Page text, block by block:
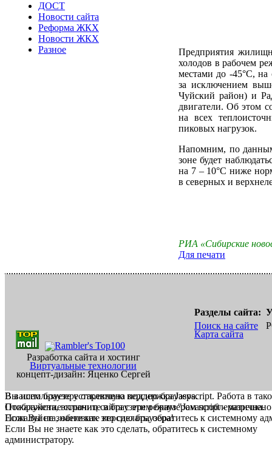
ДОСТ
Новости сайта
Реформа ЖКХ
Новости ЖКХ
Разное
Предприятия
холодов в рабочем
местами до -45°С, на
за исключением
Чуйский район) и
двигатели. Об этом
на всех
пиковых нагрузок.
Напомним, по
зоне будет
на 7 – 10°С ниже
в северных и
РИА «Сибирские
Для печати
Разработка сайта и хостинг
Виртуальные технологии
концепт-дизайн: Яценко Сергей
Разделы сайта:
Поиск на сайте
Карта сайта
В вашем браузере отключена поддержка Jasvscript. Работа в
Пожалуйста, включите в браузере режим "Javascript -
Если Вы не знаете как это сделать, обратитесь к системному
Вы используете устаревшую версию браузера.
Отображение страниц сайта с этим браузером проблематична.
Пожалуйста, обновите версию браузера!
Если Вы не знаете как это сделать, обратитесь к системному
администратору.